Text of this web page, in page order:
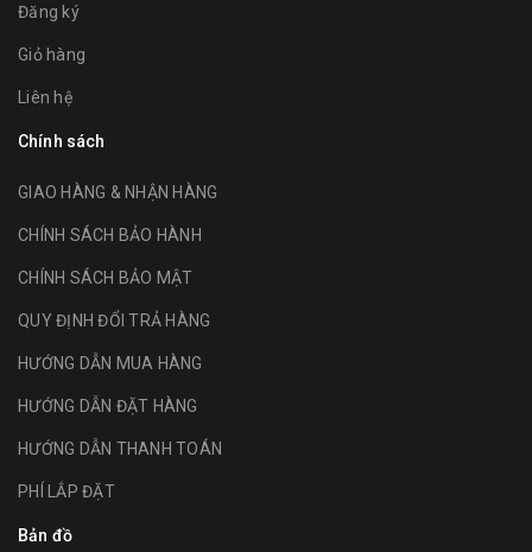
Đăng ký
Giỏ hàng
Liên hệ
Chính sách
GIAO HÀNG & NHẬN HÀNG
CHÍNH SÁCH BẢO HÀNH
CHÍNH SÁCH BẢO MẬT
QUY ĐỊNH ĐỔI TRẢ HÀNG
HƯỚNG DẪN MUA HÀNG
HƯỚNG DẪN ĐẶT HÀNG
HƯỚNG DẪN THANH TOÁN
PHÍ LẮP ĐẶT
Bản đồ